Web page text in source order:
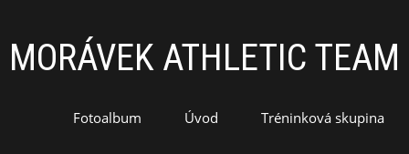
MORÁVEK ATHLETIC TEAM
Fotoalbum Úvod Tréninková skupina